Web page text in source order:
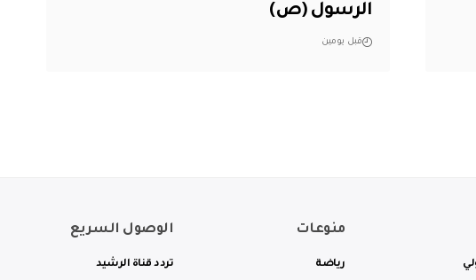
الرسول (ص)
قبل يومين
منوعات
رياضة
الوصول السريع
تردد قناة الرشيد